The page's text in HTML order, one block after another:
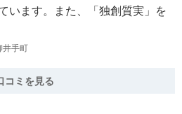
います。また、「独創質実」を
井手町
コミを見る